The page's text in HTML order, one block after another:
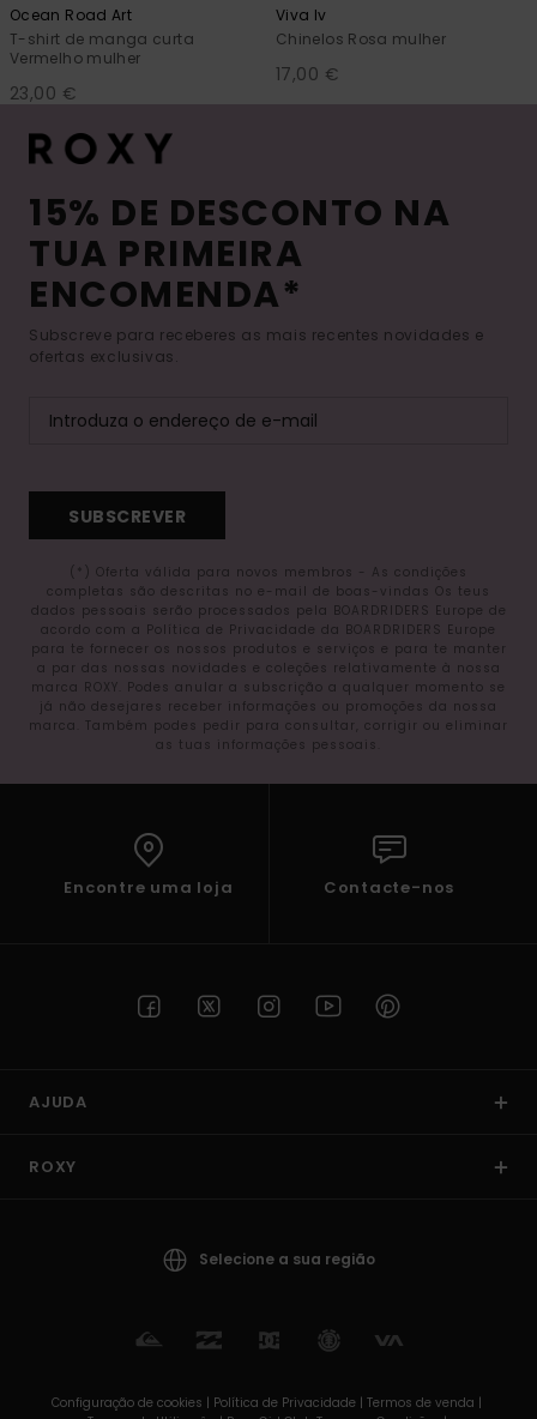
Ocean Road Art
T-shirt de manga curta
Vermelho mulher
23,00 €
Viva Iv
Chinelos Rosa mulher
17,00 €
15% DE DESCONTO NA
TUA PRIMEIRA
ENCOMENDA*
Subscreve para receberes as mais recentes novidades e
ofertas exclusivas.
SUBSCREVER
(*) Oferta válida para novos membros - As condições
completas são descritas no e-mail de boas-vindas Os teus
dados pessoais serão processados pela BOARDRIDERS Europe de
acordo com a Política de Privacidade da BOARDRIDERS Europe
para te fornecer os nossos produtos e serviços e para te manter
a par das nossas novidades e coleções relativamente à nossa
marca ROXY. Podes anular a subscrição a qualquer momento se
já não desejares receber informações ou promoções da nossa
marca. Também podes pedir para consultar, corrigir ou eliminar
as tuas informações pessoais.
Encontre uma loja Contacte-nos
AJUDA
ROXY
Selecione a sua região
Configuração de cookies | Política de Privacidade | Termos de venda |